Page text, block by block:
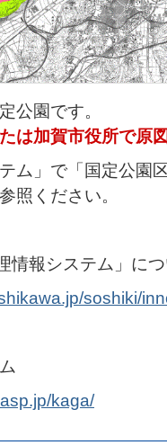
公園です。
は加賀市役所で原
ム」で「国定公園
照ください。
情報システム」に
soshiki/
kaga/